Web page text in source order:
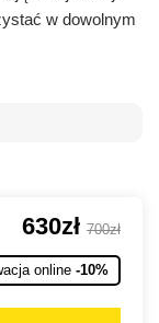
w dowolnym
630zł 700zł
online -10%